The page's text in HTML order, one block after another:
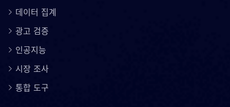
데이터 집계
광고 검증
인공지능
시장 조사
통합 도구